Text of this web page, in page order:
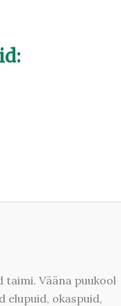
taimi. Vääna puukool
elupuid, okaspuid,